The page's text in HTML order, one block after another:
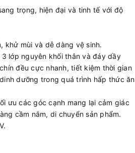
trọng, hiện đại và tinh tế với độ
khử mùi và dễ dàng vệ sinh.
lớp nguyên khối thân và đáy dầy
đều cực nhanh, tiết kiệm thời gian
dưỡng trong quá trình hấp thức ăn
ưu các góc cạnh mang lại cảm giác
cầm nắm, di chuyển sản phẩm.